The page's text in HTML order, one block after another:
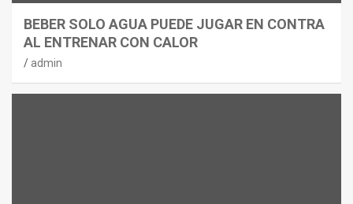
BEBER SOLO AGUA PUEDE JUGAR EN CONTRA
AL ENTRENAR CON CALOR
admin